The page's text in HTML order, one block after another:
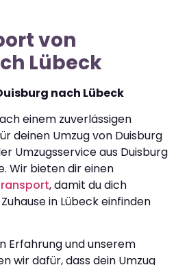
von
Lübeck
nach Lübeck
einem zuverlässigen
deinen Umzug von Duisburg
Umzugsservice aus Duisburg
Wir bieten dir einen
, damit du dich
in Lübeck einfinden
Erfahrung und unserem
wir dafür, dass dein Umzug